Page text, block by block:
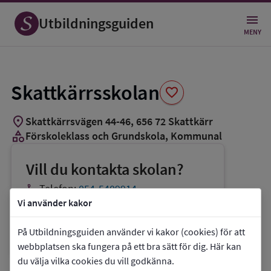
Vi använder kakor
På Utbildningsguiden använder vi kakor (cookies) för att
webbplatsen ska fungera på ett bra sätt för dig. Här kan
du välja vilka cookies du vill godkänna.
Utbildningsguiden MENY
Skattkärrsskolan favorite
Spara
som
favorit
location_on Skattkärrsvägen 44-46, 656 72 Skattkärr
categoryFörskoleklass och Grundskola, Kommunal
Vill du kontakta skolan?
phoneTelefon:054-5409914
mailE-post: anna.mossberg2@karlstad.se
linkWebbplats:Skattkärrsskolan